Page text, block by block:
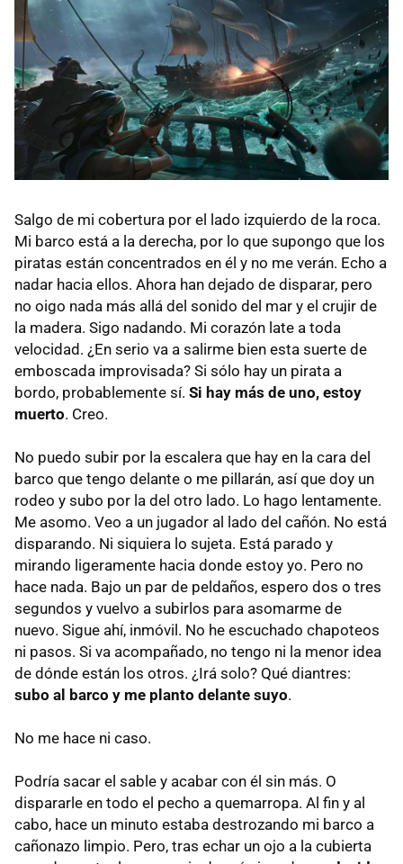
Salgo de mi cobertura por el lado izquierdo de la roca.
Mi barco está a la derecha, por lo que supongo que los
piratas están concentrados en él y no me verán. Echo a
nadar hacia ellos. Ahora han dejado de disparar, pero
no oigo nada más allá del sonido del mar y el crujir de
la madera. Sigo nadando. Mi corazón late a toda
velocidad. ¿En serio va a salirme bien esta suerte de
emboscada improvisada? Si sólo hay un pirata a
bordo, probablemente sí. Si hay más de uno, estoy
muerto. Creo.
No puedo subir por la escalera que hay en la cara del
barco que tengo delante o me pillarán, así que doy un
rodeo y subo por la del otro lado. Lo hago lentamente.
Me asomo. Veo a un jugador al lado del cañón. No está
disparando. Ni siquiera lo sujeta. Está parado y
mirando ligeramente hacia donde estoy yo. Pero no
hace nada. Bajo un par de peldaños, espero dos o tres
segundos y vuelvo a subirlos para asomarme de
nuevo. Sigue ahí, inmóvil. No he escuchado chapoteos
ni pasos. Si va acompañado, no tengo ni la menor idea
de dónde están los otros. ¿Irá solo? Qué diantres:
subo al barco y me planto delante suyo.
No me hace ni caso.
Podría sacar el sable y acabar con él sin más. O
dispararle en todo el pecho a quemarropa. Al fin y al
cabo, hace un minuto estaba destrozando mi barco a
cañonazo limpio. Pero, tras echar un ojo a la cubierta